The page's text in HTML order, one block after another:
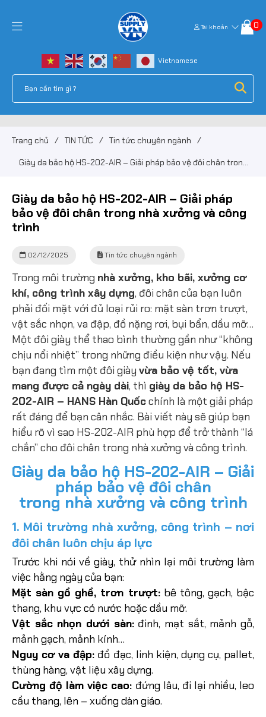
Tài khoản 0
Trang chủ / TIN TỨC / Tin tức chuyên ngành /
Giày da bảo hộ HS-202-AIR – Giải pháp bảo vệ đôi chân trong
Giày da bảo hộ HS-202-AIR – Giải pháp
bảo vệ đôi chân trong nhà xưởng và công
trình
02/12/2025 Tin tức chuyên ngành
Trong môi trường nhà xưởng, kho bãi, xưởng cơ
khí, công trình xây dựng, đôi chân của bạn luôn
phải đối mặt với đủ loại rủi ro: mặt sàn trơn trượt,
vật sắc nhọn, va đập, đồ nặng rơi, bụi bẩn, dầu mỡ…
Một đôi giày thể thao bình thường gần như “không
chịu nổi nhiệt” trong những điều kiện như vậy. Nếu
bạn đang tìm một đôi giày vừa bảo vệ tốt, vừa
mang được cả ngày dài, thì giày da bảo hộ HS-
202-AIR – HANS Hàn Quốcchính là một giải pháp
rất đáng để bạn cân nhắc. Bài viết này sẽ giúp bạn
hiểu rõ vì sao HS-202-AIR phù hợp để trở thành “lá
chắn” cho đôi chân trong nhà xưởng và công trình.
Giày da bảo hộ HS-202-AIR – Giải
pháp bảo vệ đôi chân
trong nhà xưởng và công trình
1. Môi trường nhà xưởng, công trình – nơi
đôi chân luôn chịu áp lực
Trước khi nói về giày, thử nhìn lại môi trường làm
việc hằng ngày của bạn:
Mặt sàn gồ ghề, trơn trượt:bê tông, gạch, bậc
thang, khu vực có nước hoặc dầu mỡ.
Vật sắc nhọn dưới sàn:đinh, mạt sắt, mảnh gỗ,
mảnh gạch, mảnh kính…
Nguy cơ va đập: đồ đạc, linh kiện, dụng cụ, pallet,
thùng hàng, vật liệu xây dựng.
Cường độ làm việc cao: đứng lâu, đi lại nhiều, leo
cầu thang, lên – xuống dàn giáo.